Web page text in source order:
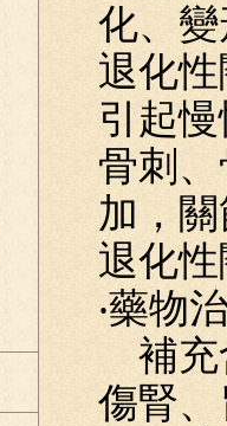
化、
退化
引起
骨刺
加，
退化
‧藥物
補充
傷腎